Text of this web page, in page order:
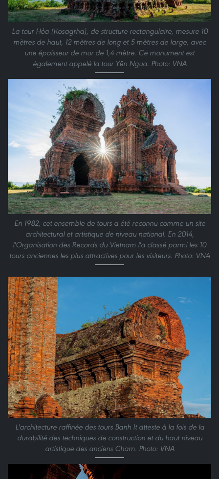
La tour Hỏa (Kosagrha), de structure rectangulaire, mesure 10
mètres de haut, 12 mètres de long et 5 mètres de large, avec
une épaisseur de mur de 1,4 mètre. Ce monument est
également appelé la tour Yên Ngua. Photo: VNA
En 1982, cet ensemble de tours a été reconnu comme un site
architectural et artistique de niveau national. En 2014,
l'Organisation des Records du Vietnam l'a classé parmi les 10
tours anciennes les plus attractives pour les visiteurs. Photo: VNA
L'architecture raffinée des tours Banh It atteste à la fois de la
durabilité des techniques de construction et du haut niveau
artistique des anciens Cham. Photo: VNA